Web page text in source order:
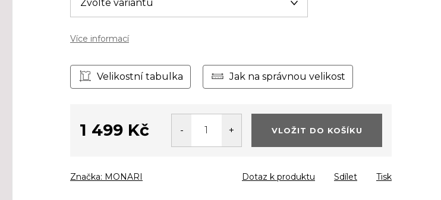
Více informací
Velikostní tabulka Jak na správnou velikost
1 499 Kč VLOŽIT DO KOŠÍKU
Značka: MONARI Tisk
Dotaz k produktu Sdílet